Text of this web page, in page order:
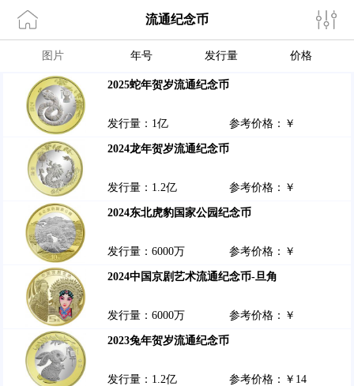
流通纪念币
图片 年号 发行量 价格
2025蛇年贺岁流通纪念币
发行量：1亿 参考价格：￥
2024龙年贺岁流通纪念币
发行量：1.2亿 参考价格：￥
2024东北虎豹国家公园纪念币
发行量：6000万 参考价格：￥
2024中国京剧艺术流通纪念币-旦角
发行量：6000万 参考价格：￥
2023兔年贺岁流通纪念币
发行量：1.2亿 参考价格：￥14